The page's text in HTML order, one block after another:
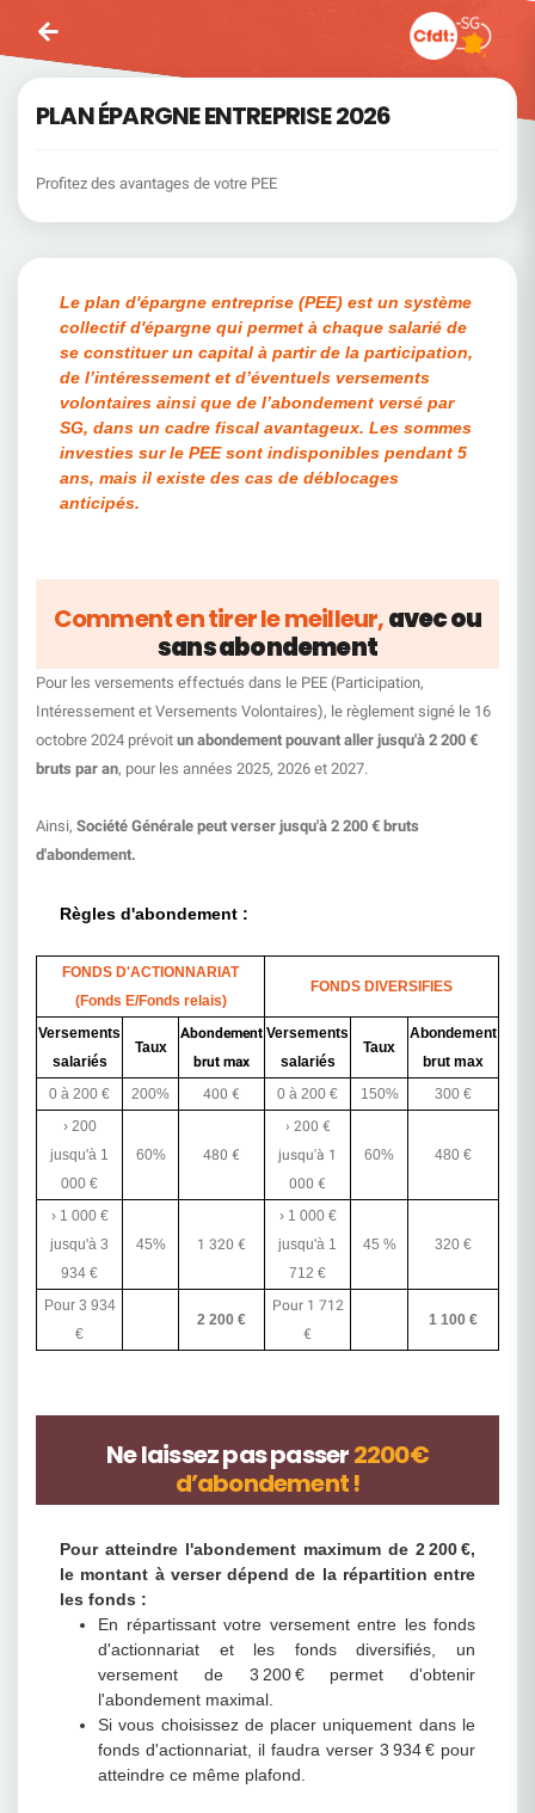
PLAN ÉPARGNE ENTREPRISE 2026
Profitez des avantages de votre PEE
Le plan d'épargne entreprise (PEE) est un système
collectif d'épargne qui permet à chaque salarié de
se constituer un capital à partir de la participation,
de l’intéressement et d’éventuels versements
volontaires ainsi que de l’abondement versé par
SG, dans un cadre fiscal avantageux. Les sommes
investies sur le PEE sont indisponibles pendant 5
ans, mais il existe des cas de déblocages
anticipés.
Comment en tirer le meilleur,avec ou
sans abondement
Pour les versements effectués dans le PEE (Participation,
Intéressement et Versements Volontaires), le règlement signé le 16
octobre 2024 prévoit un abondement pouvant aller jusqu'à 2 200 €
bruts par an, pour les années 2025, 2026 et 2027.
Ainsi, Société Générale peut verser jusqu'à 2 200 € bruts
d'abondement.
Règles d'abondement :
FONDS D'ACTIONNARIAT
(Fonds E/Fonds relais)
FONDS DIVERSIFIES
Versements
salariés
Taux
Abondement
brut max
Versements
salariés
Taux
Abondement
brut max
0 à 200 €
200% 400 € 0 à 200 € 150%
300 €
› 200
jusqu'à 1
000 €
60% 480 €
› 200 €
jusqu'à 1
000 €
60% 480 €
› 1 000 €
jusqu'à 3
934 €
45% 1 320 €
› 1 000 €
jusqu'à 1
712 €
45 % 320 €
Pour 3 934
€
2 200 €
Pour 1 712
€
1 100 €
Ne laissez pas passer2200€
d’abondement !
Pour atteindre l'abondement maximum de 2 200 €,
le montant à verser dépend de la répartition entre
les fonds :
En répartissant votre versement entre les fonds
d'actionnariat et les fonds diversifiés, un
versement de 3 200 € permet d'obtenir
l'abondement maximal.
Si vous choisissez de placer uniquement dans le
fonds d'actionnariat, il faudra verser 3 934 € pour
atteindre ce même plafond.